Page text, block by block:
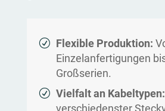
Flexible Produktion:
Einzelanfertigungen
Großserien.
Vielfalt an Kabeltypen:
verschiedenster